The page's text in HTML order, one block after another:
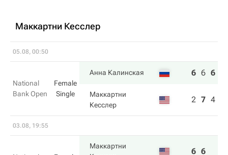
Маккартни Кесслер
05.08, 00:50
National
Bank Open
Female
Single
Анна Калинская 6 6 6
Маккартни
Кесслер
2 7 4
03.08, 19:55
Маккартни
6 6